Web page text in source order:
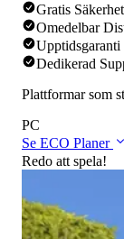
Gratis
Omedelbar
Upptidsgaranti
Dedikerad
Plattformar som
PC
Se ECO Planer
Redo att spela!